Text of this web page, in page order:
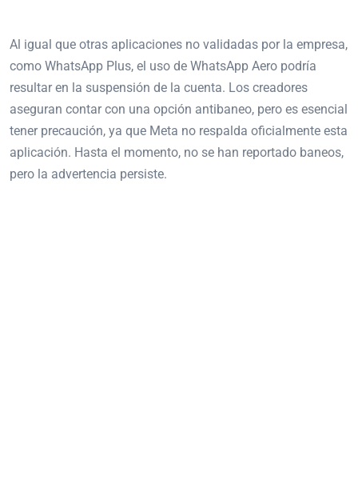
Al igual que otras aplicaciones no validadas por la empresa,
como WhatsApp Plus, el uso de WhatsApp Aero podría
resultar en la suspensión de la cuenta. Los creadores
aseguran contar con una opción antibaneo, pero es esencial
tener precaución, ya que Meta no respalda oficialmente esta
aplicación. Hasta el momento, no se han reportado baneos,
pero la advertencia persiste.